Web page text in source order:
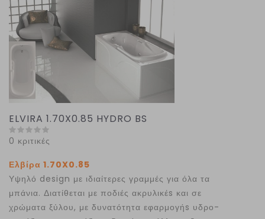
ELVIRA 1.70X0.85 HYDRO BS
0 κριτικές
Ελβίρα 1.70X0.85
Υψηλό design με ιδιαίτερες γραμμές για όλα τα
μπάνια. Διατίθεται με ποδιές ακρυλικέs και σε
χρώματα ξύλου, με δυνατότητα εφαρμογήs υδρο-